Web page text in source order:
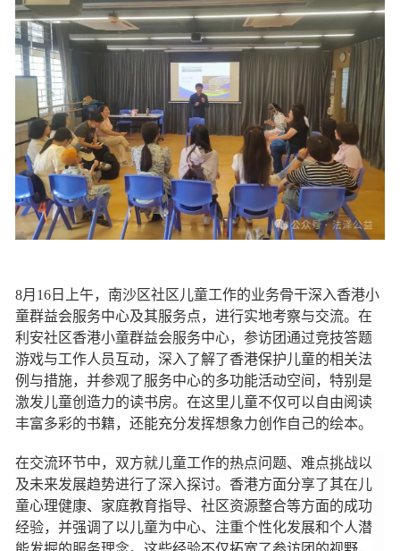
8月16日上午，南沙区社区儿童工作的业务骨干深入香港小
童群益会服务中心及其服务点，进行实地考察与交流。在
利安社区香港小童群益会服务中心，参访团通过竞技答题
游戏与工作人员互动，深入了解了香港保护儿童的相关法
例与措施，并参观了服务中心的多功能活动空间，特别是
激发儿童创造力的读书房。在这里儿童不仅可以自由阅读
丰富多彩的书籍，还能充分发挥想象力创作自己的绘本。
在交流环节中，双方就儿童工作的热点问题、难点挑战以
及未来发展趋势进行了深入探讨。香港方面分享了其在儿
童心理健康、家庭教育指导、社区资源整合等方面的成功
经验，并强调了以儿童为中心、注重个性化发展和个人潜